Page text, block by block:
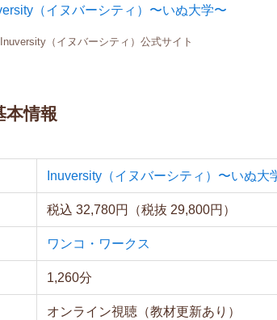
Inuversity（イヌバーシティ）公式サイト
情報
Inuversity（イヌバーシティ）〜いぬ大
税込 32,780円（税抜 29,800円）
ワンコ・ワークス
1,260分
オンライン視聴（教材更新あり）